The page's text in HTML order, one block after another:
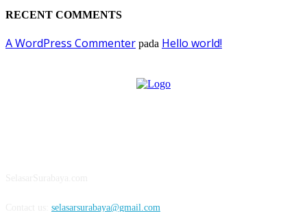
RECENT COMMENTS
A WordPress Commenter pada Hello world!
selasarsurabaya@gmail.com